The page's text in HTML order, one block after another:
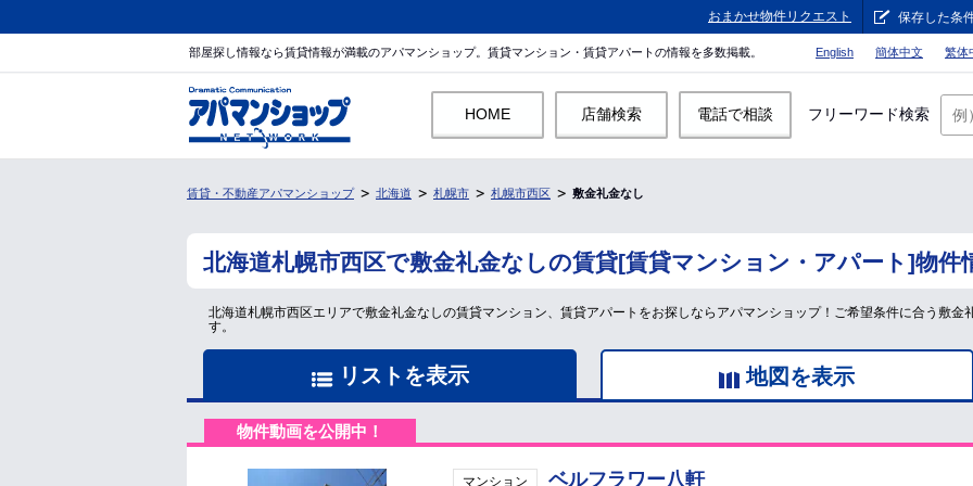
おまかせ物件リクエスト 保存した条
部屋探し情報なら賃貸情報が満載のアパマンショップ。賃貸マンション・賃貸アパートの情報を多数掲載。 English 簡体中文 繁体
HOME 店舗検索 電話で相談 フリーワード検索
賃貸・不動産アパマンショップ 北海道 札幌市 札幌市西区 敷金礼金なし
北海道札幌市西区で敷金礼金なしの賃貸[賃貸マンション・アパート]物件
北海道札幌市西区エリアで敷金礼金なしの賃貸マンション、賃貸アパートをお探しならアパマンショップ！ご希望条件に合う敷
す。
リストを表示 地図を表示
物件動画を公開中！
マンション ベルフラワー八軒